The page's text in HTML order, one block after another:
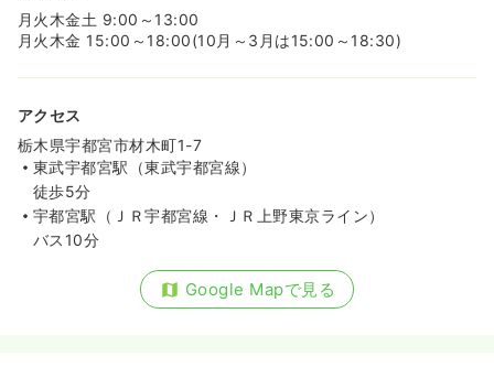
月火木金土 9:00～13:00
月火木金 15:00～18:00(10月～3月は15:00～18:30)
アクセス
栃木県宇都宮市材木町1-7
東武宇都宮駅（東武宇都宮線）
徒歩5分
宇都宮駅（ＪＲ宇都宮線・ＪＲ上野東京ライン）
バス10分
Google Mapで見る